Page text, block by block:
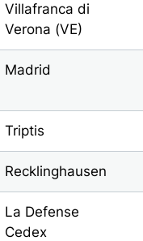
Villafranca di
Verona (VE)
Madrid
Triptis
Recklinghausen
La Defense
Cedex